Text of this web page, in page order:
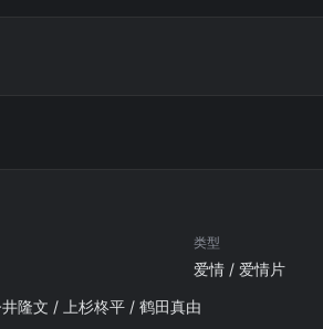
类型
爱情 / 爱情片
隆文 / 上杉柊平 / 鹤田真由